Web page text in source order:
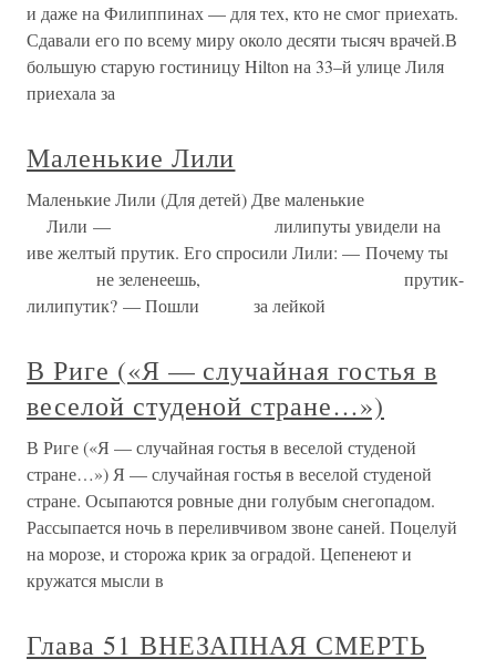
и даже на Филиппинах — для тех, кто не смог приехать.
Сдавали его по всему миру около десяти тысяч врачей.В
большую старую гостиницу Hilton на 33–й улице Лиля
приехала за
Маленькие Лили
Маленькие Лили (Для детей) Две маленькие
Лили — лилипуты увидели на
иве желтый прутик. Его спросили Лили: — Почему ты
не зеленеешь, прутик-
лилипутик? — Пошли за лейкой
В Риге («Я — случайная гостья в
веселой студеной стране…»)
В Риге («Я — случайная гостья в веселой студеной
стране…») Я — случайная гостья в веселой студеной
стране. Осыпаются ровные дни голубым снегопадом.
Рассыпается ночь в переливчивом звоне саней. Поцелуй
на морозе, и сторожа крик за оградой. Цепенеют и
кружатся мысли в
Глава 51 ВНЕЗАПНАЯ СМЕРТЬ